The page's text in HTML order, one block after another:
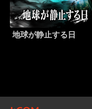
地球が静止する日